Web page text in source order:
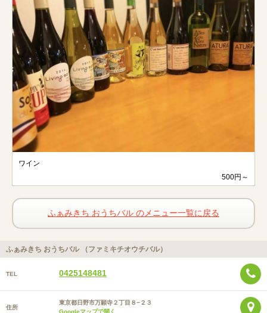
ワイン
500円～
ふぁみきち おうちバル のメニュー一覧に戻る
ふぁみきち おうちバル （ファミキチオウチバル）
TEL 0425148481
住所
東京都日野市万願寺２丁目８−２３
Googleマップで開く